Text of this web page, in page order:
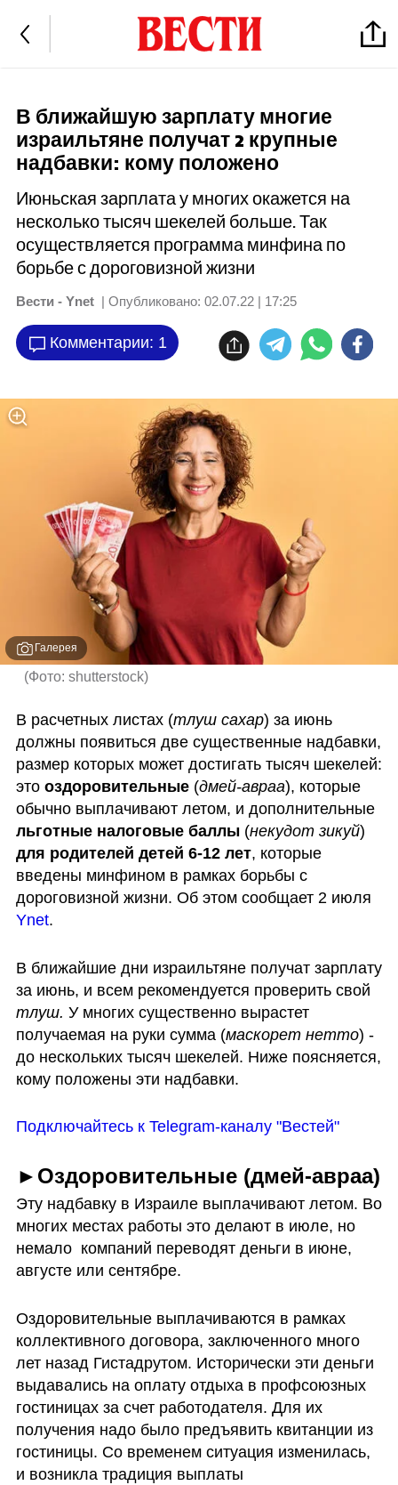
В ближайшую зарплату многие
израильтяне получат 2 крупные
надбавки: кому положено
Июньская зарплата у многих окажется на
несколько тысяч шекелей больше. Так
осуществляется программа минфина по
борьбе с дороговизной жизни
Вести - Ynet | Опубликовано: 02.07.22 | 17:25
Комментарии: 1
Галерея
(Фото: shutterstock)
В расчетных листах (тлуш сахар) за июнь
должны появиться две существенные надбавки,
размер которых может достигать тысяч шекелей:
это оздоровительные (дмей-авраа), которые
обычно выплачивают летом, и дополнительные
льготные налоговые баллы (некудот зикуй
для родителей детей 6-12 лет, которые
введены минфином в рамках борьбы с
Ynet.
В ближайшие дни израильтяне получат зарплату
тлуш. У многих существенно вырастет
получаемая на руки сумма (маскорет нетто) -
до нескольких тысяч шекелей. Ниже поясняется,
кому положены эти надбавки.
Подключайтесь к Telegram-каналу "Вестей"
►Оздоровительные (дмей-авраа)
Эту надбавку в Израиле выплачивают летом. Во
многих местах работы это делают в июле, но
немало  компаний переводят деньги в июне,
августе или сентябре.
Оздоровительные выплачиваются в рамках
коллективного договора, заключенного много
лет назад Гистадрутом. Исторически эти деньги
выдавались на оплату отдыха в профсоюзных
гостиницах за счет работодателя. Для их
получения надо было предъявить квитанции из
гостиницы. Со временем ситуация изменилась,
и возникла традиция выплаты